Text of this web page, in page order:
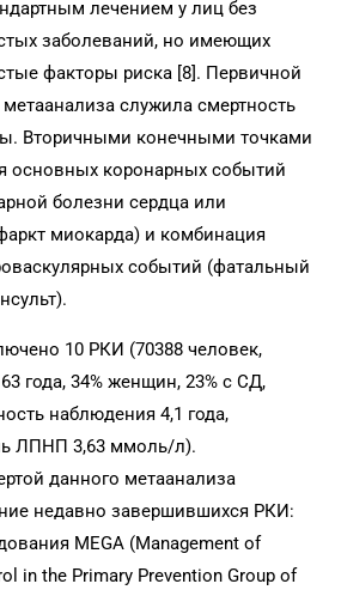
лечением у лиц без
заболеваний, но имеющих
факторы риска [8]. Первичной
служила смертность
Вторичными конечными точками
основных коронарных событий
болезни сердца или
миокарда) и комбинация
событий (фатальный
10 РКИ (70388 человек,
года, 34% женщин, 23% с СД,
наблюдения 4,1 года,
ЛПНП 3,63 ммоль/л).
данного метаанализа
недавно завершившихся РКИ:
MEGA (Management of
in the Primary Prevention Group of